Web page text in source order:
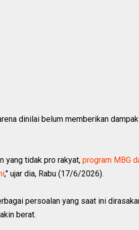
dinilai belum memberikan dampak
yang tidak pro rakyat, program MBG
," ujar dia, Rabu (17/6/2026).
persoalan yang saat ini
berat.